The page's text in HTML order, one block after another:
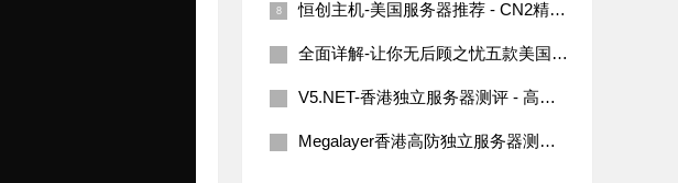
恒创主机-美国服务器推荐 - CN2精品线路全球访问稳定
全面详解-让你无后顾之忧五款美国G口服务器推荐 | 2023版
V5.NET-香港独立服务器测评 - 高性价比CN2线路
Megalayer香港高防独立服务器测评-10G防御支持及网络性能详解